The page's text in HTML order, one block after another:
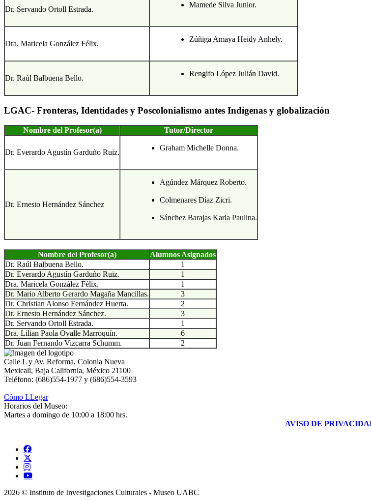
Dr. Servando Ortoll Estrada.
Mamede Silva Junior.
Dra. Maricela González Félix.
Zúñiga Amaya Heidy Anhely.
Dr. Raúl Balbuena Bello.
Rengifo López Julián David.
LGAC- Fronteras, Identidades y Poscolonialismo antes Indígenas y globalización
Nombre del Profesor(a) Tutor/Director
Dr. Everardo Agustín Garduño Ruiz.
Graham Michelle Donna.
Dr. Ernesto Hernández Sánchez
Agúndez Márquez Roberto.
Colmenares Díaz Zicri.
Sánchez Barajas Karla Paulina.
Nombre del Profesor(a)
Alumnos Asignados
Dr. Raúl Balbuena Bello.
1
Dr. Everardo Agustín Garduño Ruiz.
1
Dra. Maricela González Félix.
1
Dr. Mario Alberto Gerardo Magaña Mancillas.
3
Dr. Christian Alonso Fernández Huerta.
2
Dr. Ernesto Hernández Sánchez.
3
Dr. Servando Ortoll Estrada.
1
Dra. Lilian Paola Ovalle Marroquín.
6
Dr. Juan Fernando Vizcarra Schumm.
2
Calle L y Av. Reforma, Colonia Nueva
Mexicali, Baja California, México 21100
Teléfono: (686)554-1977 y (686)554-3593
Cómo LLegar
Horarios del Museo:
Martes a domingo de 10:00 a 18:00 hrs.
AVISO DE
2026 © Instituto de Investigaciones Culturales - Museo UABC